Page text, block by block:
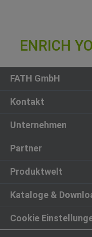
FATH GmbH
Kontakt
Unternehmen
Partner
Produktwelt
Kataloge &
Cookie